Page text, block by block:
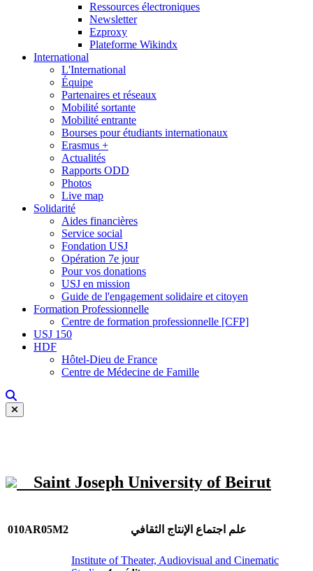
Ressources électroniques
Newsletter
Ezproxy
Plateforme Wikindx
International
L'International
Équipe
Partenaires et réseaux
Mobilité sortante
Mobilité entrante
Bourses pour étudiants internationaux
Erasmus +
Actualités
Rapports ODD
Photos
Live map
Solidarité
Aides financières
Service social
Fondation USJ
Opération 7e jour
Pour vos donations
USJ en mission
Guide de l'engagement solidaire et citoyen
Formation Professionnelle
Centre de formation professionnelle [CFP]
USJ 150
HDF
Hôtel-Dieu de France
Centre de Médecine de Famille
Saint Joseph University of Beirut
010AR05M2 علم اجتماع الإنتاج الثقافي
Institute of Theater, Audiovisual and Cinematic